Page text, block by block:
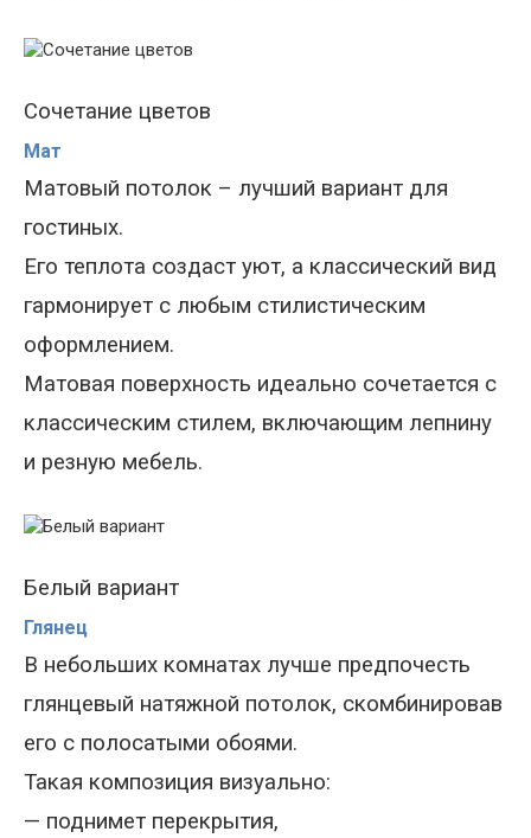
Сочетание цветов
Мат
Матовый потолок – лучший вариант для
гостиных.
Его теплота создаст уют, а классический вид
гармонирует с любым стилистическим
оформлением.
Матовая поверхность идеально сочетается с
классическим стилем, включающим лепнину
и резную мебель.
Белый вариант
Глянец
В небольших комнатах лучше предпочесть
глянцевый натяжной потолок, скомбинировав
его с полосатыми обоями.
Такая композиция визуально:
— поднимет перекрытия,